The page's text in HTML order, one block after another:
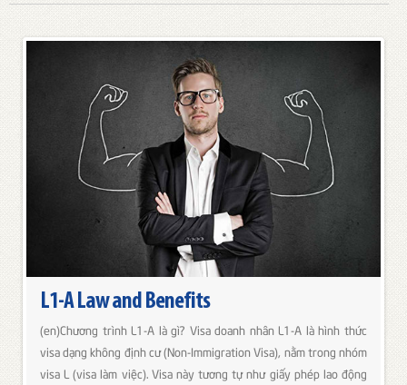
L1-A Law and Benefits
(en)Chương trình L1-A là gì? Visa doanh nhân L1-A là hình thức
visa dạng không định cư (Non-Immigration Visa), nằm trong nhóm
visa L (visa làm việc). Visa này tương tự như giấy phép lao động